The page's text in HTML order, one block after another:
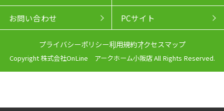
お問い合わせ PCサイト
プライバシーポリシー利用規約アクセスマップ
Copyright 株式会社OnLine アークホーム小阪店 All Rights Reserved.